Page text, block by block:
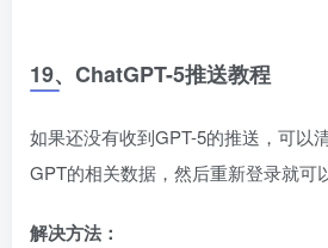
19、ChatGPT-5推送教程
如果还没有收到GPT-5的推送，可以
GPT的相关数据，然后重新登录就可
解决方法：